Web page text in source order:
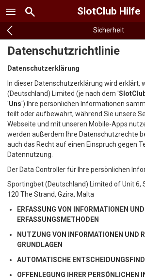
SlotClub Hilfe
Sicherheit
Datenschutzrichtlinie
Datenschutzerklärung
In dieser Datenschutzerklärung wird erklärt,
(Deutschland) Limited (je nach dem '
'Uns') Ihre persönlichen Informationen
teilt oder aufbewahrt, während Sie unsere
Webseite und mit unseren Mobile-Apps
werden außerdem Ihre Datenschutzrechte
auch das Recht auf einen Einspruch gegen
Datennutzung.
Der Data Controller für Ihre persönlichen
Sportingbet (Deutschland) Limited of Unit 6,
120 The Strand, Gzira, Malta
ERFASSUNG VON INFORMATIONEN UND
ERFASSUNGSMETHODEN
NUTZUNG VON INFORMATIONEN UND
GRUNDLAGEN
AUTOMATISCHE
OFFENLEGUNG IHRER PERSÖNLICHEN